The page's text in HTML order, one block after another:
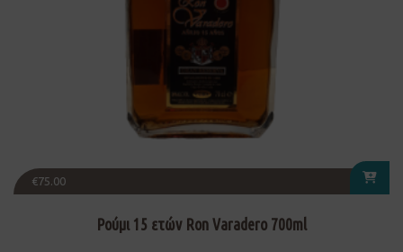
€75.00
Ρούμι 15 ετών Ron Varadero 700ml